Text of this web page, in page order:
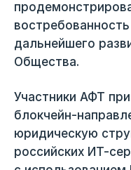
дальнейшего
Общества.
Участники АФТ
блокчейн-
юридическую
российских ИТ-